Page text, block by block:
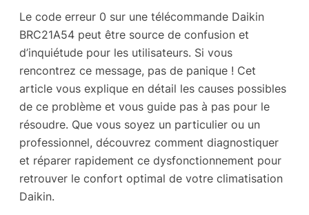
Le code erreur 0 sur une télécommande Daikin
BRC21A54 peut être source de confusion et
d’inquiétude pour les utilisateurs. Si vous
rencontrez ce message, pas de panique ! Cet
article vous explique en détail les causes possibles
de ce problème et vous guide pas à pas pour le
résoudre. Que vous soyez un particulier ou un
professionnel, découvrez comment diagnostiquer
et réparer rapidement ce dysfonctionnement pour
retrouver le confort optimal de votre climatisation
Daikin.